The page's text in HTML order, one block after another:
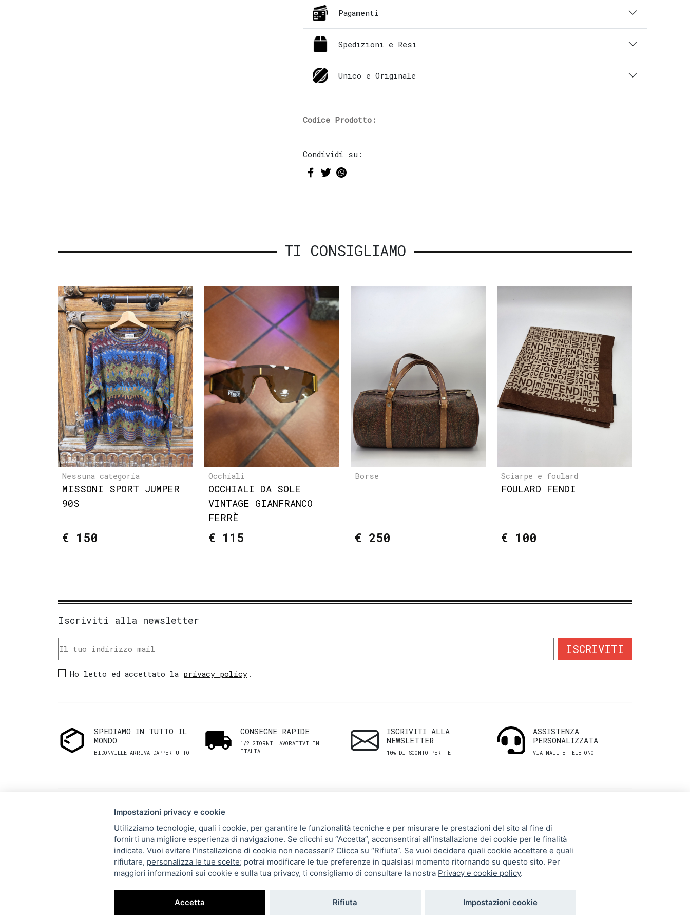
Pagamenti
Spedizioni e Resi
Unico e Originale
Codice Prodotto:
Condividi su:
TI CONSIGLIAMO
Nessuna categoria
MISSONI SPORT JUMPER
90S
€ 150
Occhiali
OCCHIALI DA SOLE
VINTAGE GIANFRANCO
FERRÈ
€ 115
Borse
€ 250
Sciarpe e foulard
FOULARD FENDI
€ 100
Iscriviti alla newsletter
ISCRIVITI
Ho letto ed accettato la privacy policy.
SPEDIAMO IN TUTTO IL
MONDO
BIDONVILLE ARRIVA DAPPERTUTTO
CONSEGNE RAPIDE
1/2 GIORNI LAVORATIVI IN
ITALIA
ISCRIVITI ALLA
NEWSLETTER
10% DI SCONTO PER TE
ASSISTENZA
PERSONALIZZATA
VIA MAIL E TELEFONO
Via Melo 224/a, Bari, Italy,
+39 080 990 5699
P.IVA: 05921860721
Uomo
Donna
Brand
Tutti i prodotti
CLIENTI
Termini e Condizioni
Spedizioni e resi
Privacy Policy
UTILI
Storia
Gift Card
Impostazioni privacy e cookie
Utilizziamo tecnologie, quali i cookie, per garantire le funzionalità tecniche e per misurare le prestazioni del sito al fine di
fornirti una migliore esperienza di navigazione. Se clicchi su “Accetta”, acconsentirai all'installazione dei cookie per le finalità
indicate. Vuoi evitare l'installazione di cookie non necessari? Clicca su “Rifiuta”. Se vuoi decidere quali cookie accettare e quali
rifiutare, personalizza le tue scelte; potrai modificare le tue preferenze in qualsiasi momento ritornando su questo sito. Per
maggiori informazioni sui cookie e sulla tua privacy, ti consigliamo di consultare la nostra Privacy e cookie policy.
Accetta Rifiuta Impostazioni cookie